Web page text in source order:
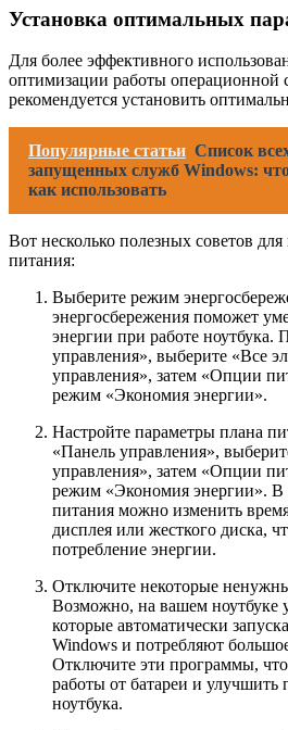
Установка оптимальных
Для более эффективного
оптимизации работы операционной
рекомендуется установить
Популярные статьи Список
запущенных служб Windows:
как использовать
Вот несколько полезных советов
питания:
Выберите режим
энергосбережения поможет
энергии при работе ноутбука.
управления», выберите «Все
управления», затем «Опции
режим «Экономия энергии».
Настройте параметры плана
«Панель управления»,
управления», затем «Опции
режим «Экономия энергии». В
питания можно изменить
дисплея или жесткого диска,
потребление энергии.
Отключите некоторые
Возможно, на вашем ноутбуке
которые автоматически
Windows и потребляют
Отключите эти программы,
работы от батареи и улучшить
ноутбука.